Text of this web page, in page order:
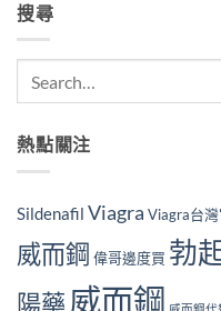
搜尋
熱點關注
Sildenafil Viagra Viagra台
威而鋼 偉哥邊度買 勃
陽藥 威而鋼 威而鋼代